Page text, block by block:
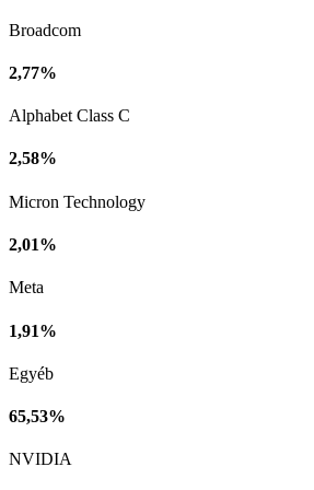
Broadcom
2,77%
Alphabet Class C
2,58%
Micron Technology
2,01%
Meta
1,91%
Egyéb
65,53%
NVIDIA